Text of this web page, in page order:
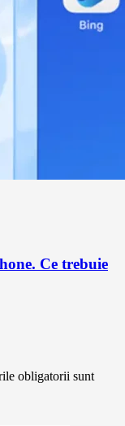
Ce trebuie
obligatorii sunt